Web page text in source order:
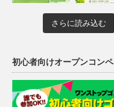
さらに読み込む
初心者向けオープンコンペ